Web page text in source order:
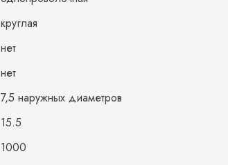
круглая
нет
нет
7,5 наружных диаметров
15.5
1000